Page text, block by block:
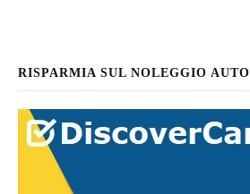
RISPARMIA SUL NOLEGGIO AUTO